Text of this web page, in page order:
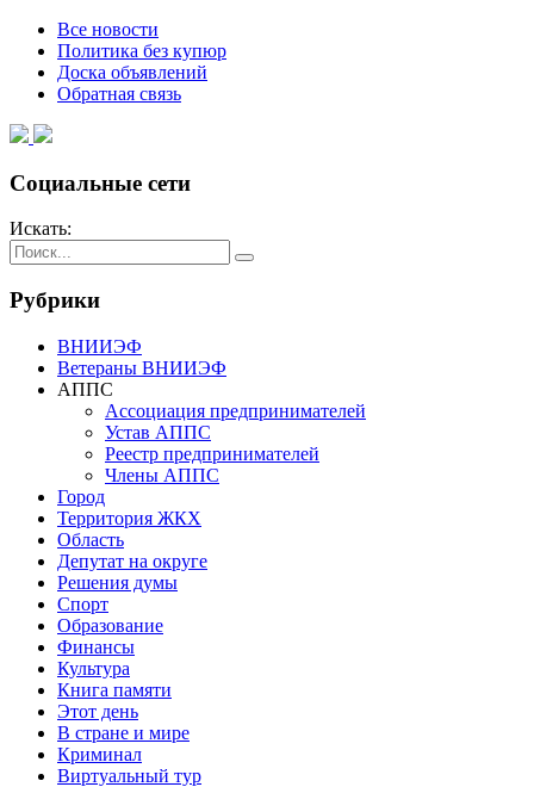
Все новости
Политика без купюр
Доска объявлений
Обратная связь
Социальные сети
Искать:
Рубрики
ВНИИЭФ
Ветераны ВНИИЭФ
АППС
Ассоциация предпринимателей
Устав АППС
Реестр предпринимателей
Члены АППС
Город
Территория ЖКХ
Область
Депутат на округе
Решения думы
Спорт
Образование
Финансы
Культура
Книга памяти
Этот день
В стране и мире
Криминал
Виртуальный тур